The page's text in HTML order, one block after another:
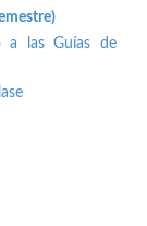
a las Guías de